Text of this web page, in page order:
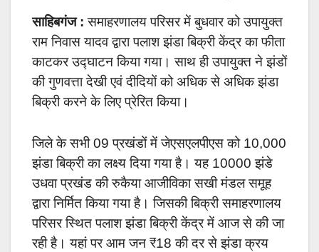
साहिबगंज : समाहरणालय परिसर में बुधवार को उपायुक्त
राम निवास यादव द्वारा पलाश झंडा बिक्री केंद्र का फीता
काटकर उद्घाटन किया गया। साथ ही उपायुक्त ने झंडों
की गुणवत्ता देखी एवं दीदियों को अधिक से अधिक झंडा
बिक्री करने के लिए प्रेरित किया।
जिले के सभी 09 प्रखंडों में जेएसएलपीएस को 10,000
झंडा बिक्री का लक्ष्य दिया गया है। यह 10000 झंडे
उधवा प्रखंड की रुकैया आजीविका सखी मंडल समूह
द्वारा निर्मित किया गया है। जिसकी बिक्री समाहरणालय
परिसर स्थित पलाश झंडा बिक्री केंद्र में आज से की जा
रही है। यहां पर आम जन ₹18 की दर से झंडा क्रय